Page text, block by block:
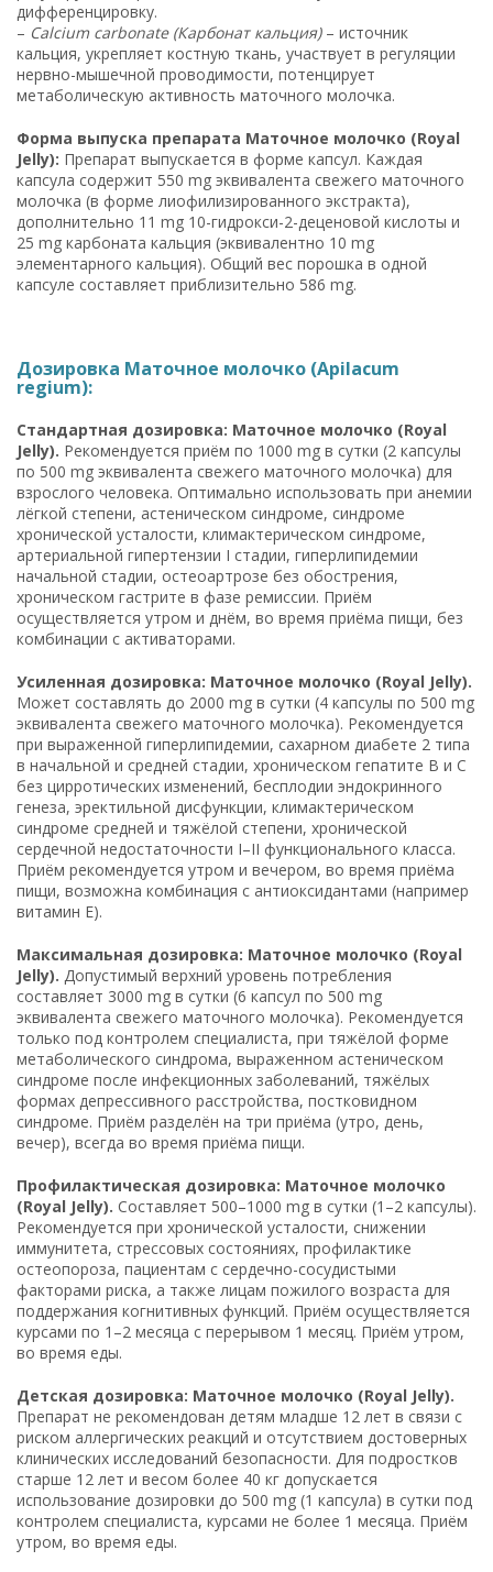
дифференцировку.
– Calcium carbonate (Карбонат кальция)– источник
кальция, укрепляет костную ткань, участвует в регуляции
нервно-мышечной проводимости, потенцирует
метаболическую активность маточного молочка.
Форма выпуска препарата Маточное молочко (Royal
Jelly): Препарат выпускается в форме капсул. Каждая
капсула содержит 550 mg эквивалента свежего маточного
молочка (в форме лиофилизированного экстракта),
дополнительно 11 mg 10-гидрокси-2-деценовой кислоты и
25 mg карбоната кальция (эквивалентно 10 mg
элементарного кальция). Общий вес порошка в одной
капсуле составляет приблизительно 586 mg.
Дозировка Маточное молочко (Apilacum
regium):
Стандартная дозировка: Маточное молочко (Royal
Jelly). Рекомендуется приём по 1000 mg в сутки (2 капсулы
по 500 mg эквивалента свежего маточного молочка) для
взрослого человека. Оптимально использовать при анемии
лёгкой степени, астеническом синдроме, синдроме
хронической усталости, климактерическом синдроме,
артериальной гипертензии I стадии, гиперлипидемии
начальной стадии, остеоартрозе без обострения,
хроническом гастрите в фазе ремиссии. Приём
осуществляется утром и днём, во время приёма пищи, без
комбинации с активаторами.
Усиленная дозировка: Маточное молочко (Royal Jelly).
Может составлять до 2000 mg в сутки (4 капсулы по 500 mg
эквивалента свежего маточного молочка). Рекомендуется
при выраженной гиперлипидемии, сахарном диабете 2 типа
в начальной и средней стадии, хроническом гепатите B и C
без цирротических изменений, бесплодии эндокринного
генеза, эректильной дисфункции, климактерическом
синдроме средней и тяжёлой степени, хронической
сердечной недостаточности I–II функционального класса.
Приём рекомендуется утром и вечером, во время приёма
пищи, возможна комбинация с антиоксидантами (например
витамин E).
Максимальная дозировка: Маточное молочко (Royal
Jelly). Допустимый верхний уровень потребления
составляет 3000 mg в сутки (6 капсул по 500 mg
эквивалента свежего маточного молочка). Рекомендуется
только под контролем специалиста, при тяжёлой форме
метаболического синдрома, выраженном астеническом
синдроме после инфекционных заболеваний, тяжёлых
формах депрессивного расстройства, постковидном
синдроме. Приём разделён на три приёма (утро, день,
вечер), всегда во время приёма пищи.
Профилактическая дозировка: Маточное молочко
(Royal Jelly). Составляет 500–1000 mg в сутки (1–2 капсулы).
Рекомендуется при хронической усталости, снижении
иммунитета, стрессовых состояниях, профилактике
остеопороза, пациентам с сердечно-сосудистыми
факторами риска, а также лицам пожилого возраста для
поддержания когнитивных функций. Приём осуществляется
курсами по 1–2 месяца с перерывом 1 месяц. Приём утром,
во время еды.
Детская дозировка: Маточное молочко (Royal Jelly).
Препарат не рекомендован детям младше 12 лет в связи с
риском аллергических реакций и отсутствием достоверных
клинических исследований безопасности. Для подростков
старше 12 лет и весом более 40 кг допускается
использование дозировки до 500 mg (1 капсула) в сутки под
контролем специалиста, курсами не более 1 месяца. Приём
утром, во время еды.